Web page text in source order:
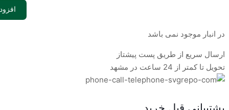
در انبار موجود نمی باشد
ارسال سریع از طریق پست پیشتاز
تحویل تا کمتر از 24 ساعت در مشهد